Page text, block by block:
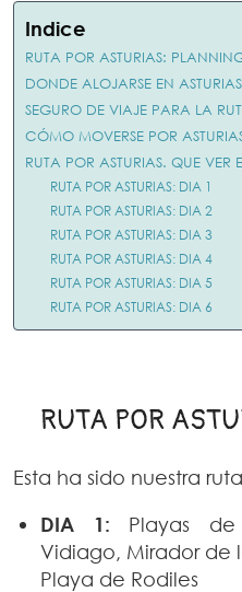
Indice
RUTA POR ASTURIAS:
DONDE ALOJARSE EN ASTURIAS
SEGURO DE VIAJE PARA LA
CÓMO MOVERSE POR
RUTA POR ASTURIAS. QUE VER
RUTA POR ASTURIAS: DIA 1
RUTA POR ASTURIAS: DIA 2
RUTA POR ASTURIAS: DIA 3
RUTA POR ASTURIAS: DIA 4
RUTA POR ASTURIAS: DIA 5
RUTA POR ASTURIAS: DIA 6
RUTA POR
Esta ha sido nuestra
DIA 1: Playas de
Vidiago, Mirador de
Playa de Rodiles